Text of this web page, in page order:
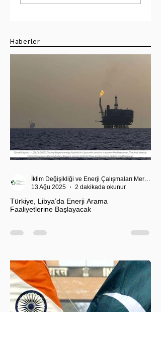
Haberler
Türkiye, Libya’da Enerji Arama
Faaliyetlerine Başlayacak
T.C. Enerji ve Tabii Kaynaklar Bakanı Alparslan
Bayraktar’ın duyurduğu Libya karasularında sismik
çekiyor.
İklim Değişikliği ve Enerji Çalışmaları Merkezi
13 Ağu 2025
2 dakikada okunur